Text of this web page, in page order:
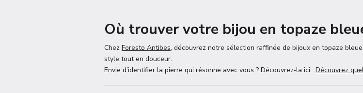
Où trouver votre bijou en topaze
Chez Foresto Antibes, découvrez notre sélection raffinée de bijoux en topaze
style tout en douceur.
Envie d’identifier la pierre qui résonne avec vous ? Découvrez-la ici : Découvrez